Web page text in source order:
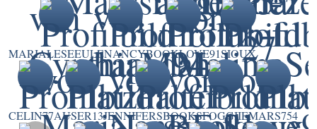
MARIALESEEULENANCYBOOKLOVE91SIOUX
CELIN77AUSER13JENNIFERSBOOKSFOGGIIEMARS754